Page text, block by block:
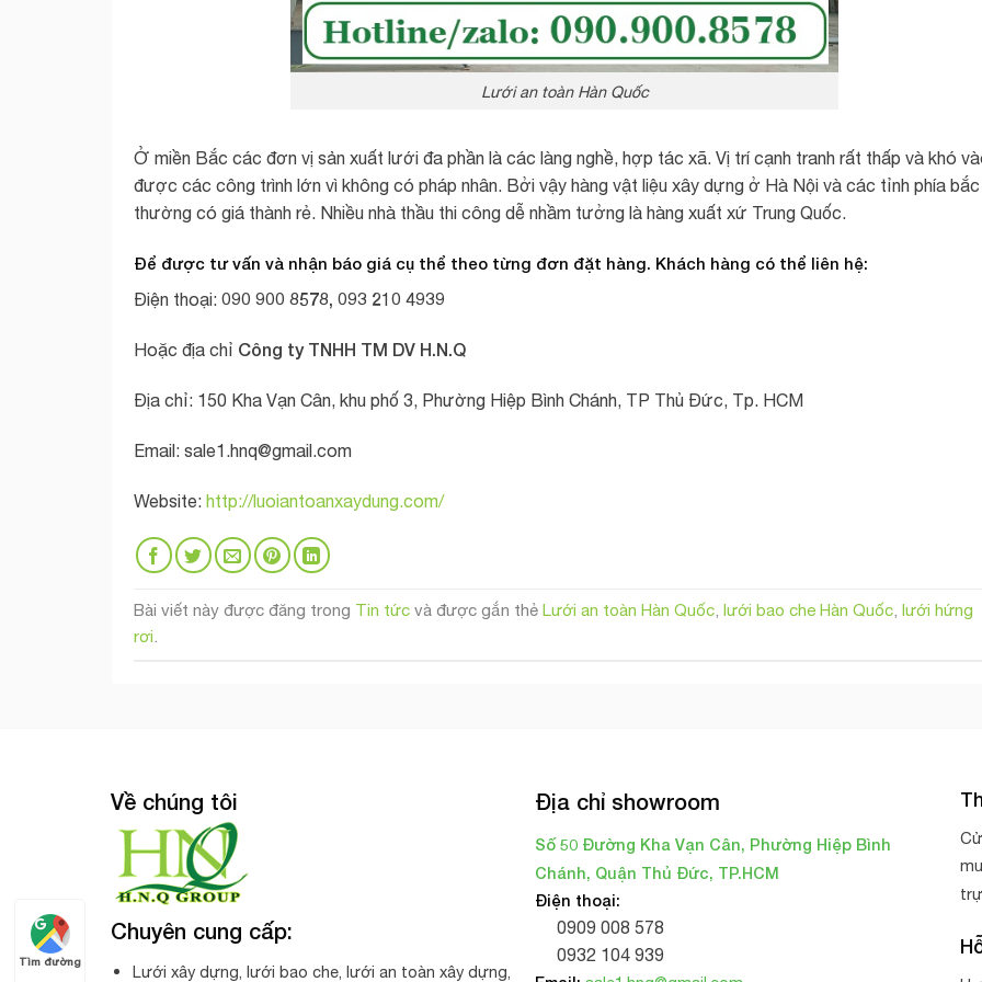
Lưới an toàn Hàn Quốc
Ở miền Bắc các đơn vị sản xuất lưới đa phần là các làng nghề, hợp tác xã. Vị trí cạnh tranh rất thấp và khó
được các công trình lớn vì không có pháp nhân. Bởi vậy hàng vật liệu xây dựng ở Hà Nội và các tỉnh phía bắc
thường có giá thành rẻ. Nhiều nhà thầu thi công dễ nhầm tưởng là hàng xuất xứ Trung Quốc.
Để được tư vấn và nhận báo giá cụ thể theo từng đơn đặt hàng. Khách hàng có thể liên hệ:
Điện thoại: 090 900 8578, 093 210 4939
Hoặc địa chỉ Công ty TNHH TM DV H.N.Q
Địa chỉ: 150 Kha Vạn Cân, khu phố 3, Phường Hiệp Bình Chánh, TP Thủ Đức, Tp. HCM
Email: sale1.hnq@gmail.com
Website: http://luoiantoanxaydung.com/
Bài viết này được đăng trong Tin tức và được gắn thẻ Lưới an toàn Hàn Quốc lưới bao che Hàn Quốc lưới hứng
rơi
Về chúng tôi
Chuyên cung cấp:
Lưới xây dựng, lưới bao che, lưới an toàn xây dựng,
Địa chỉ showroom
Số 50 Đường Kha Vạn Cân, Phường Hiệp Bình
Chánh, Quận Thủ Đức, TP.HCM
Điện thoại:
0909 008 578
0932 104 939
Tìm đường